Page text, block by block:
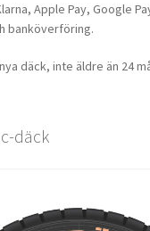
Apple Pay, Google
banköverföring.
däck, inte äldre än 24
däck